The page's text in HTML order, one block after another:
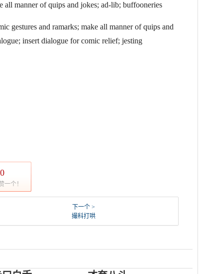
all manner of quips and jokes; ad-lib; buffooneries
gestures and ramarks; make all manner of quips and
insert dialogue for comic relief; jesting
0
一个！
下一个 >
撮科打哄